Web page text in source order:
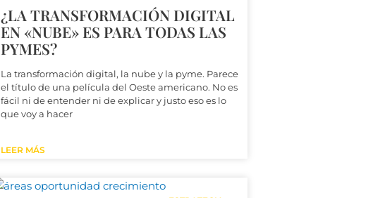
¿LA TRANSFORMACIÓN DIGITAL
EN «NUBE» ES PARA TODAS LAS
PYMES?
La transformación digital, la nube y la pyme. Parece
el título de una película del Oeste americano. No es
fácil ni de entender ni de explicar y justo eso es lo
que voy a hacer
LEER MÁS